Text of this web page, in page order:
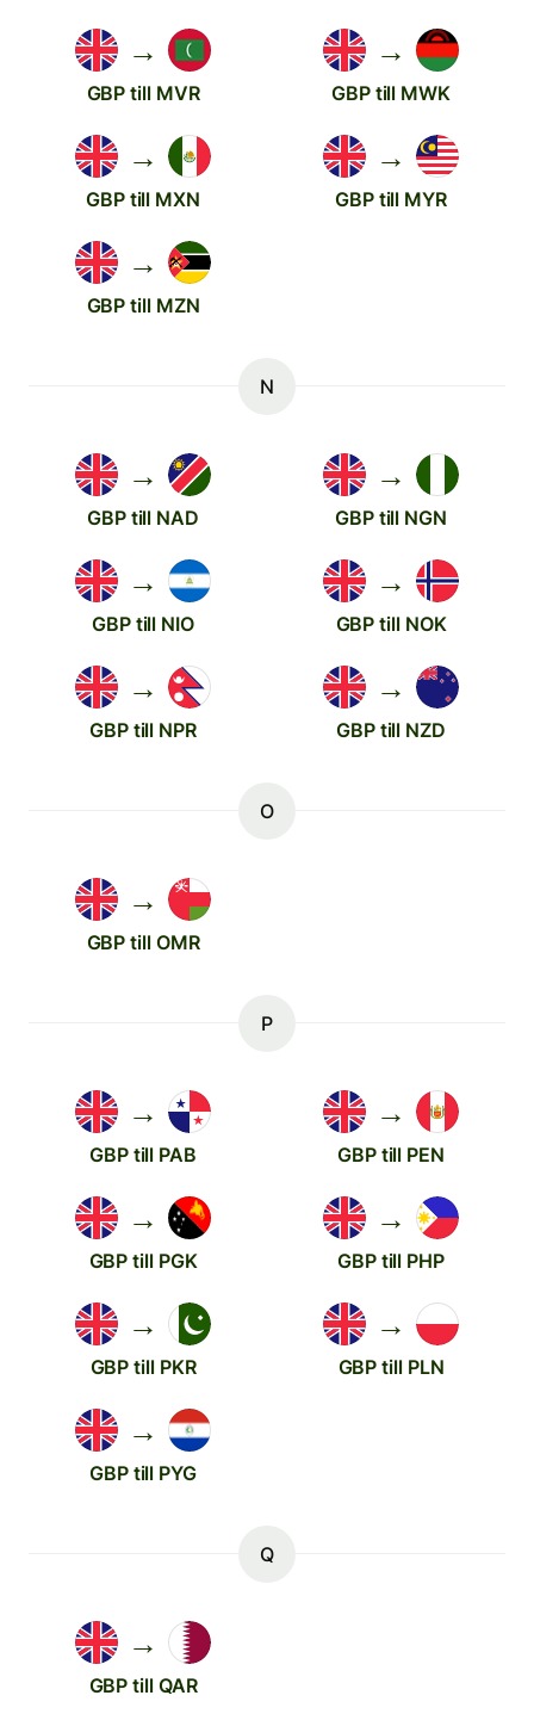
→
GBP till MVR
→
GBP till MWK
→
GBP till MXN
→
GBP till MYR
→
GBP till MZN
N
→
GBP till NAD
→
GBP till NGN
→
GBP till NIO
→
GBP till NOK
→
GBP till NPR
→
GBP till NZD
O
→
GBP till OMR
P
→
GBP till PAB
→
GBP till PEN
→
GBP till PGK
→
GBP till PHP
→
GBP till PKR
→
GBP till PLN
→
GBP till PYG
Q
→
GBP till QAR